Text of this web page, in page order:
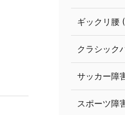
ギックリ腰
クラシック
サッカー障
スポーツ障